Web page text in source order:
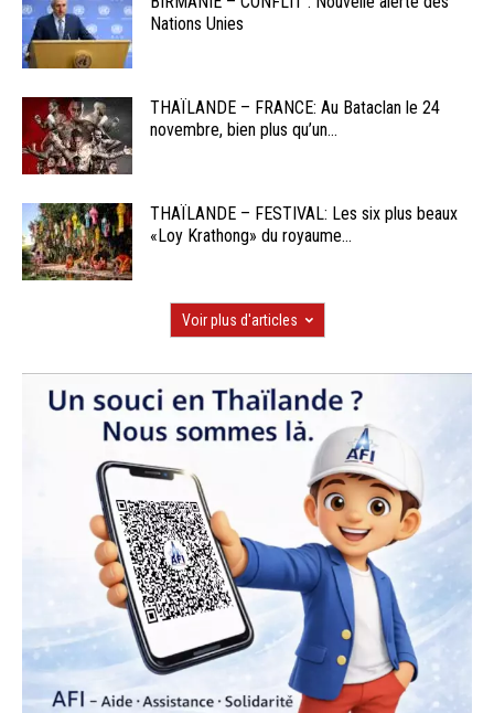
Nations Unies
THAÏLANDE – FRANCE: Au Bataclan le 24
novembre, bien plus qu’un...
THAÏLANDE – FESTIVAL: Les six plus beaux
«Loy Krathong» du royaume...
Voir plus d'articles